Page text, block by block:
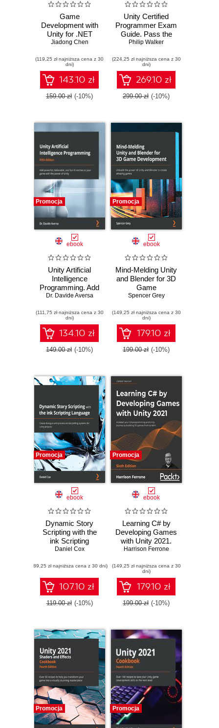
Game
Development with
Unity for .NET
Developers. The
creating games
with Unity and
Microsoft Game
Stack
Jiadong Chen
(119,25 zł najniższa cena z 30
dni)
143.10 zł
159.00 zł (-10%)
Unity Certified
Programmer Exam
Guide. Pass the
Unity certification
of expert tips and
techniques -
Second Edition
Philip Walker
(224,25 zł najniższa cena z 30
dni)
269.10 zł
299.00 zł (-10%)
Promocja
ebook
Unity Artificial
Intelligence
Programming. Add
powerful,
AI entities in your
game with the
power of Unity -
Fifth Edition
Dr. Davide Aversa
(111,75 zł najniższa cena z 30
dni)
134.10 zł
149.00 zł (-10%)
Promocja
ebook
Mind-Melding Unity
and Blender for 3D
Game
Development.
of Unity and
Blender to create
amazing games
Spencer Grey
(149,25 zł najniższa cena z 30
dni)
179.10 zł
199.00 zł (-10%)
Promocja
ebook
Dynamic Story
Scripting with the
ink Scripting
Language. Create
procedural
storytelling
systems for Unity
projects
Daniel Cox
(89,25 zł najniższa cena z 30 dni)
107.10 zł
119.00 zł (-10%)
Promocja
ebook
Learning C# by
Developing Games
with Unity 2021.
Kickstart your C#
Unity journey by
building 3D games
from scratch -
Sixth Edition
Harrison Ferrone
(149,25 zł najniższa cena z 30
dni)
179.10 zł
199.00 zł (-10%)
Promocja Promocja